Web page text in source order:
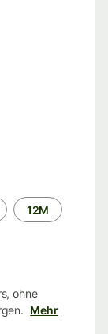
12M
ohne
Mehr